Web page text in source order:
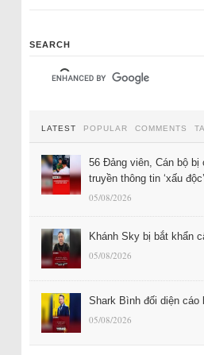
SEARCH
LATEST POPULAR COMMENTS
56 Đảng viên, Cán bộ bị
truyền thông tin ‘xấu độc’
05/08/2026
Khánh Sky bị bắt khẩn
05/08/2026
Shark Bình đối diện cáo
05/08/2026